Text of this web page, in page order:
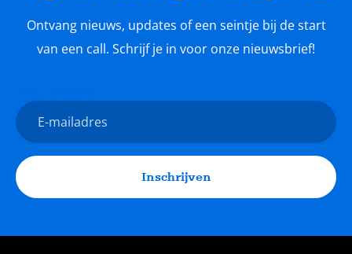
Ontvang nieuws, updates of een seintje bij de start
van een call. Schrijf je in voor onze nieuwsbrief!
E-
mailadres
Inschrijven